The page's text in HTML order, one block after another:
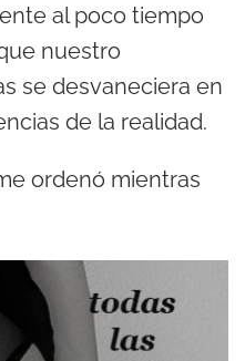
al poco tiempo
nuestro
se desvaneciera en
de la realidad.
ordenó mientras